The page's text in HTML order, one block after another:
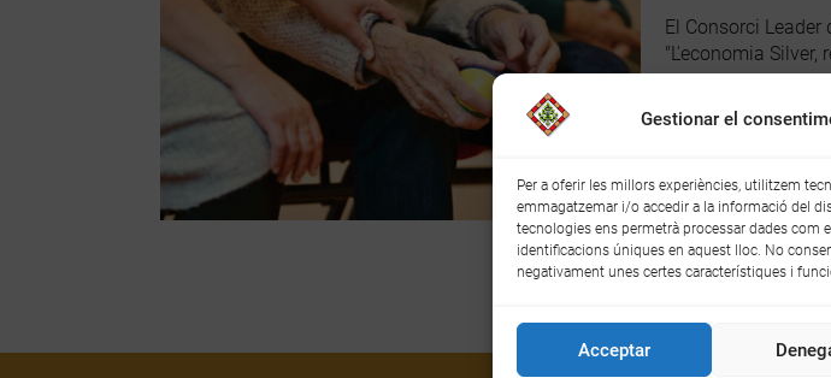
Gestionar el
Per a oferir les millors experiències, utilitzem
emmagatzemar i/o accedir a la informació del
tecnologies ens permetrà processar dades com
identificacions úniques en aquest lloc. No
negativament unes certes característiques i
Acceptar
El Consorci
"L'economia Silver,
empreses.